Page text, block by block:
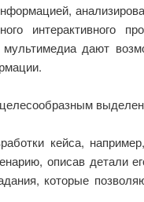
мультимедиа дают
кейса,
описав детали
которые